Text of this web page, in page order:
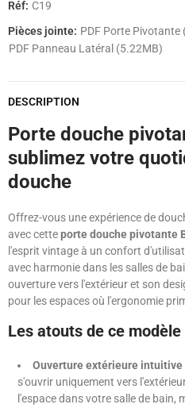
Réf: C19
Pièces jointe: PDF Porte Pivotante
PDF Panneau Latéral (5.22MB)
DESCRIPTION
Porte douche
sublimez votre
douche
Offrez-vous une expérience de
avec cetteporte douche pivotante
l'esprit vintage à un confort
avec harmonie dans les salles de
ouverture vers l'extérieur et son
pour les espaces où l'ergonomie
Les atouts de ce modèle
Ouverture extérieure intuitive
s'ouvrir uniquement vers
l'espace dans votre salle de bain,